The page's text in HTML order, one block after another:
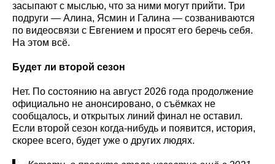
засыпают с мыслью, что за ними могут прийти. Три
подруги — Алина, Ясмин и Галина — созваниваются
по видеосвязи с Евгением и просят его беречь себя.
На этом всё.
Будет ли второй сезон
Нет. По состоянию на август 2026 года продолжение
официально не анонсировано, о съёмках не
сообщалось, и открытых линий финал не оставил.
Если второй сезон когда-нибудь и появится, история,
скорее всего, будет уже о других людях.